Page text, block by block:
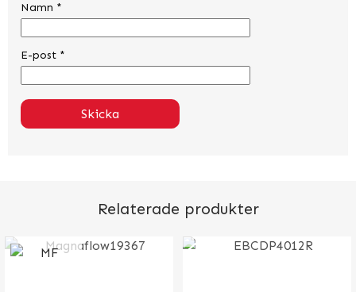
Namn *
E-post *
Relaterade produkter